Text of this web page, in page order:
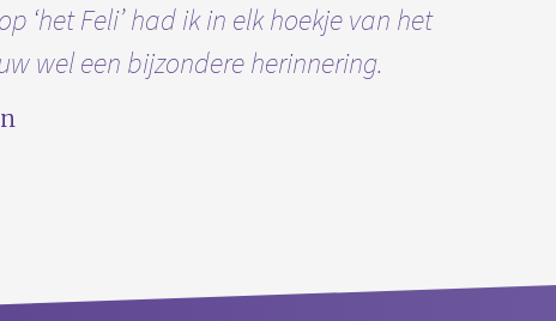
‘het Feli’ had ik in elk hoekje van het
wel een bijzondere herinnering.